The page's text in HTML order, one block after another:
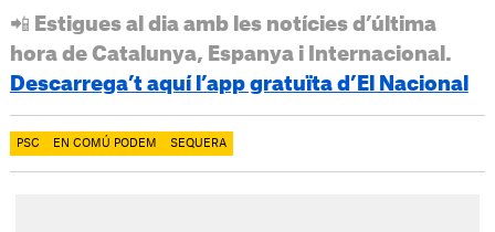
📲 Estigues al dia amb les notícies d’última
hora de Catalunya, Espanya i Internacional.
Descarrega’t aquí l’app gratuïta d’El Nacional
PSC EN COMÚ PODEM SEQUERA